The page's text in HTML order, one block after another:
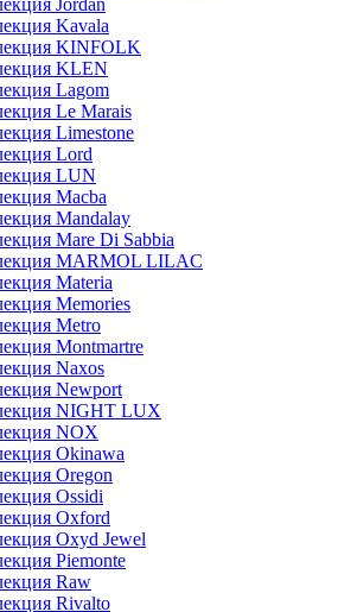
Jordan
Kavala
KINFOLK
KLEN
Lagom
Le Marais
Limestone
Lord
LUN
Macba
Mandalay
Mare Di Sabbia
MARMOL LILAC
Materia
Memories
Metro
Montmartre
Naxos
Newport
NIGHT LUX
NOX
Okinawa
Oregon
Ossidi
Oxford
Oxyd Jewel
Piemonte
Raw
Rivalto